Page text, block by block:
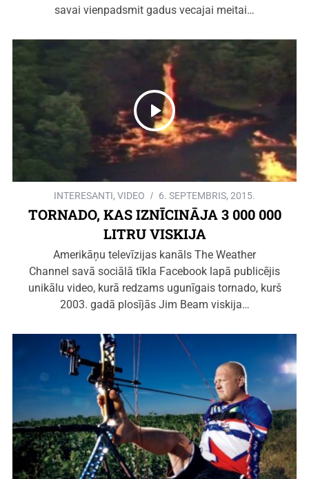
savai vienpadsmit gadus vecajai meitai…
INTERESANTI, VIDEO 6. SEPTEMBRIS, 2015.
TORNADO, KAS IZNĪCINĀJA 3 000 000
LITRU VISKIJA
Amerikāņu televīzijas kanāls The Weather
Channel savā sociālā tīkla Facebook lapā publicējis
unikālu video, kurā redzams ugunīgais tornado, kurš
2003. gadā plosījās Jim Beam viskija…